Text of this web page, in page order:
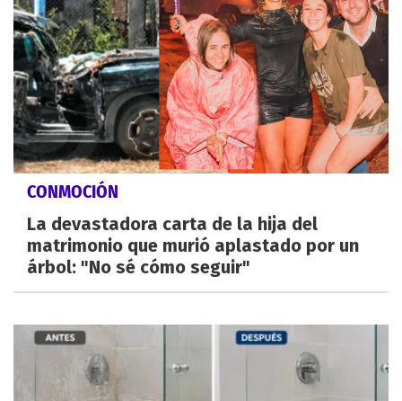
CONMOCIÓN
La devastadora carta de la hija del
matrimonio que murió aplastado por un
árbol: "No sé cómo seguir"